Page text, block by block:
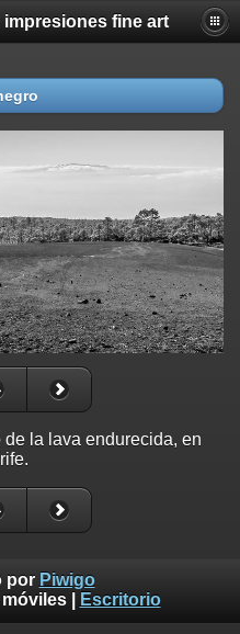
impresiones fine art
la lava endurecida, en
por Piwigo
| Escritorio